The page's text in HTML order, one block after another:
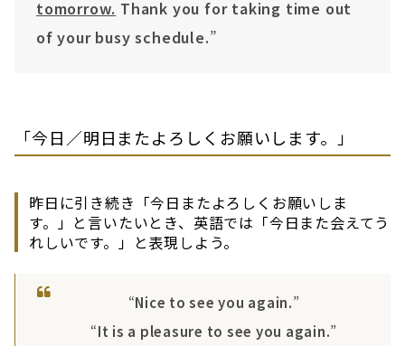
tomorrow. Thank you for taking time out
of your busy schedule.”
「今日／明日またよろしくお願いします。」
昨日に引き続き「今日またよろしくお願いしま
す。」と言いたいとき、英語では「今日また会えてう
れしいです。」と表現しよう。
“Nice to see you again.”
“It is a pleasure to see you again.”